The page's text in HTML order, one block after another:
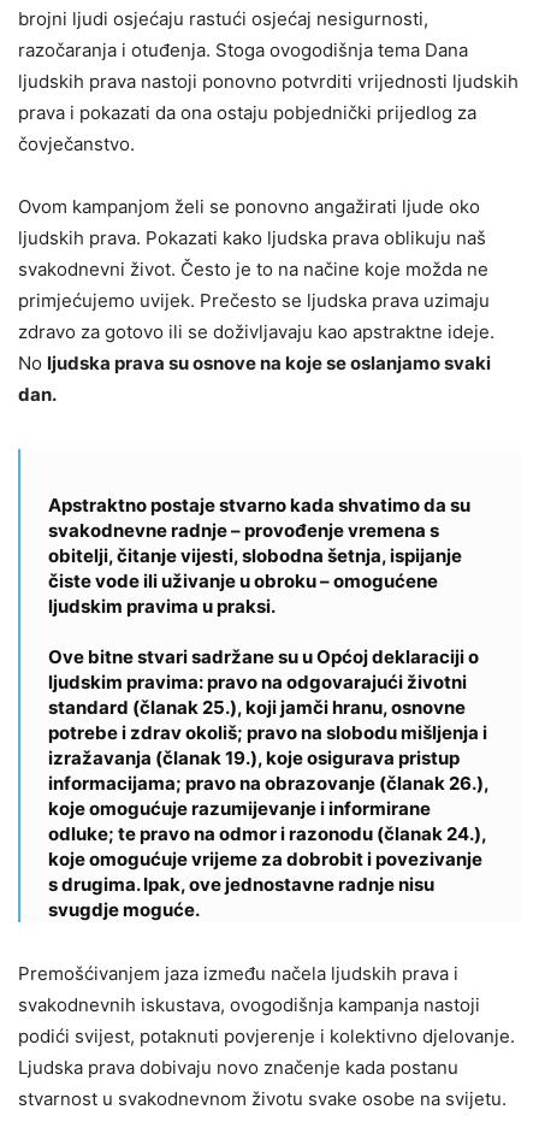
brojni ljudi osjećaju rastući osjećaj nesigurnosti,
razočaranja i otuđenja. Stoga ovogodišnja tema Dana
ljudskih prava nastoji ponovno potvrditi vrijednosti ljudskih
prava i pokazati da ona ostaju pobjednički prijedlog za
čovječanstvo.
Ovom kampanjom želi se ponovno angažirati ljude oko
ljudskih prava. Pokazati kako ljudska prava oblikuju naš
svakodnevni život. Često je to na načine koje možda ne
primjećujemo uvijek. Prečesto se ljudska prava uzimaju
zdravo za gotovo ili se doživljavaju kao apstraktne ideje.
No ljudska prava su osnove na koje se oslanjamo svaki
dan.
Apstraktno postaje stvarno kada shvatimo da su
svakodnevne radnje – provođenje vremena s
obitelji, čitanje vijesti, slobodna šetnja, ispijanje
čiste vode ili uživanje u obroku – omogućene
ljudskim pravima u praksi.
Ove bitne stvari sadržane su u Općoj deklaraciji o
ljudskim pravima: pravo na odgovarajući životni
standard (članak 25.), koji jamči hranu, osnovne
potrebe i zdrav okoliš; pravo na slobodu mišljenja i
izražavanja (članak 19.), koje osigurava pristup
informacijama; pravo na obrazovanje (članak 26.),
koje omogućuje razumijevanje i informirane
odluke; te pravo na odmor i razonodu (članak 24.),
koje omogućuje vrijeme za dobrobit i povezivanje
s drugima. Ipak, ove jednostavne radnje nisu
svugdje moguće.
Premošćivanjem jaza između načela ljudskih prava i
svakodnevnih iskustava, ovogodišnja kampanja nastoji
podići svijest, potaknuti povjerenje i kolektivno djelovanje.
Ljudska prava dobivaju novo značenje kada postanu
stvarnost u svakodnevnom životu svake osobe na svijetu.